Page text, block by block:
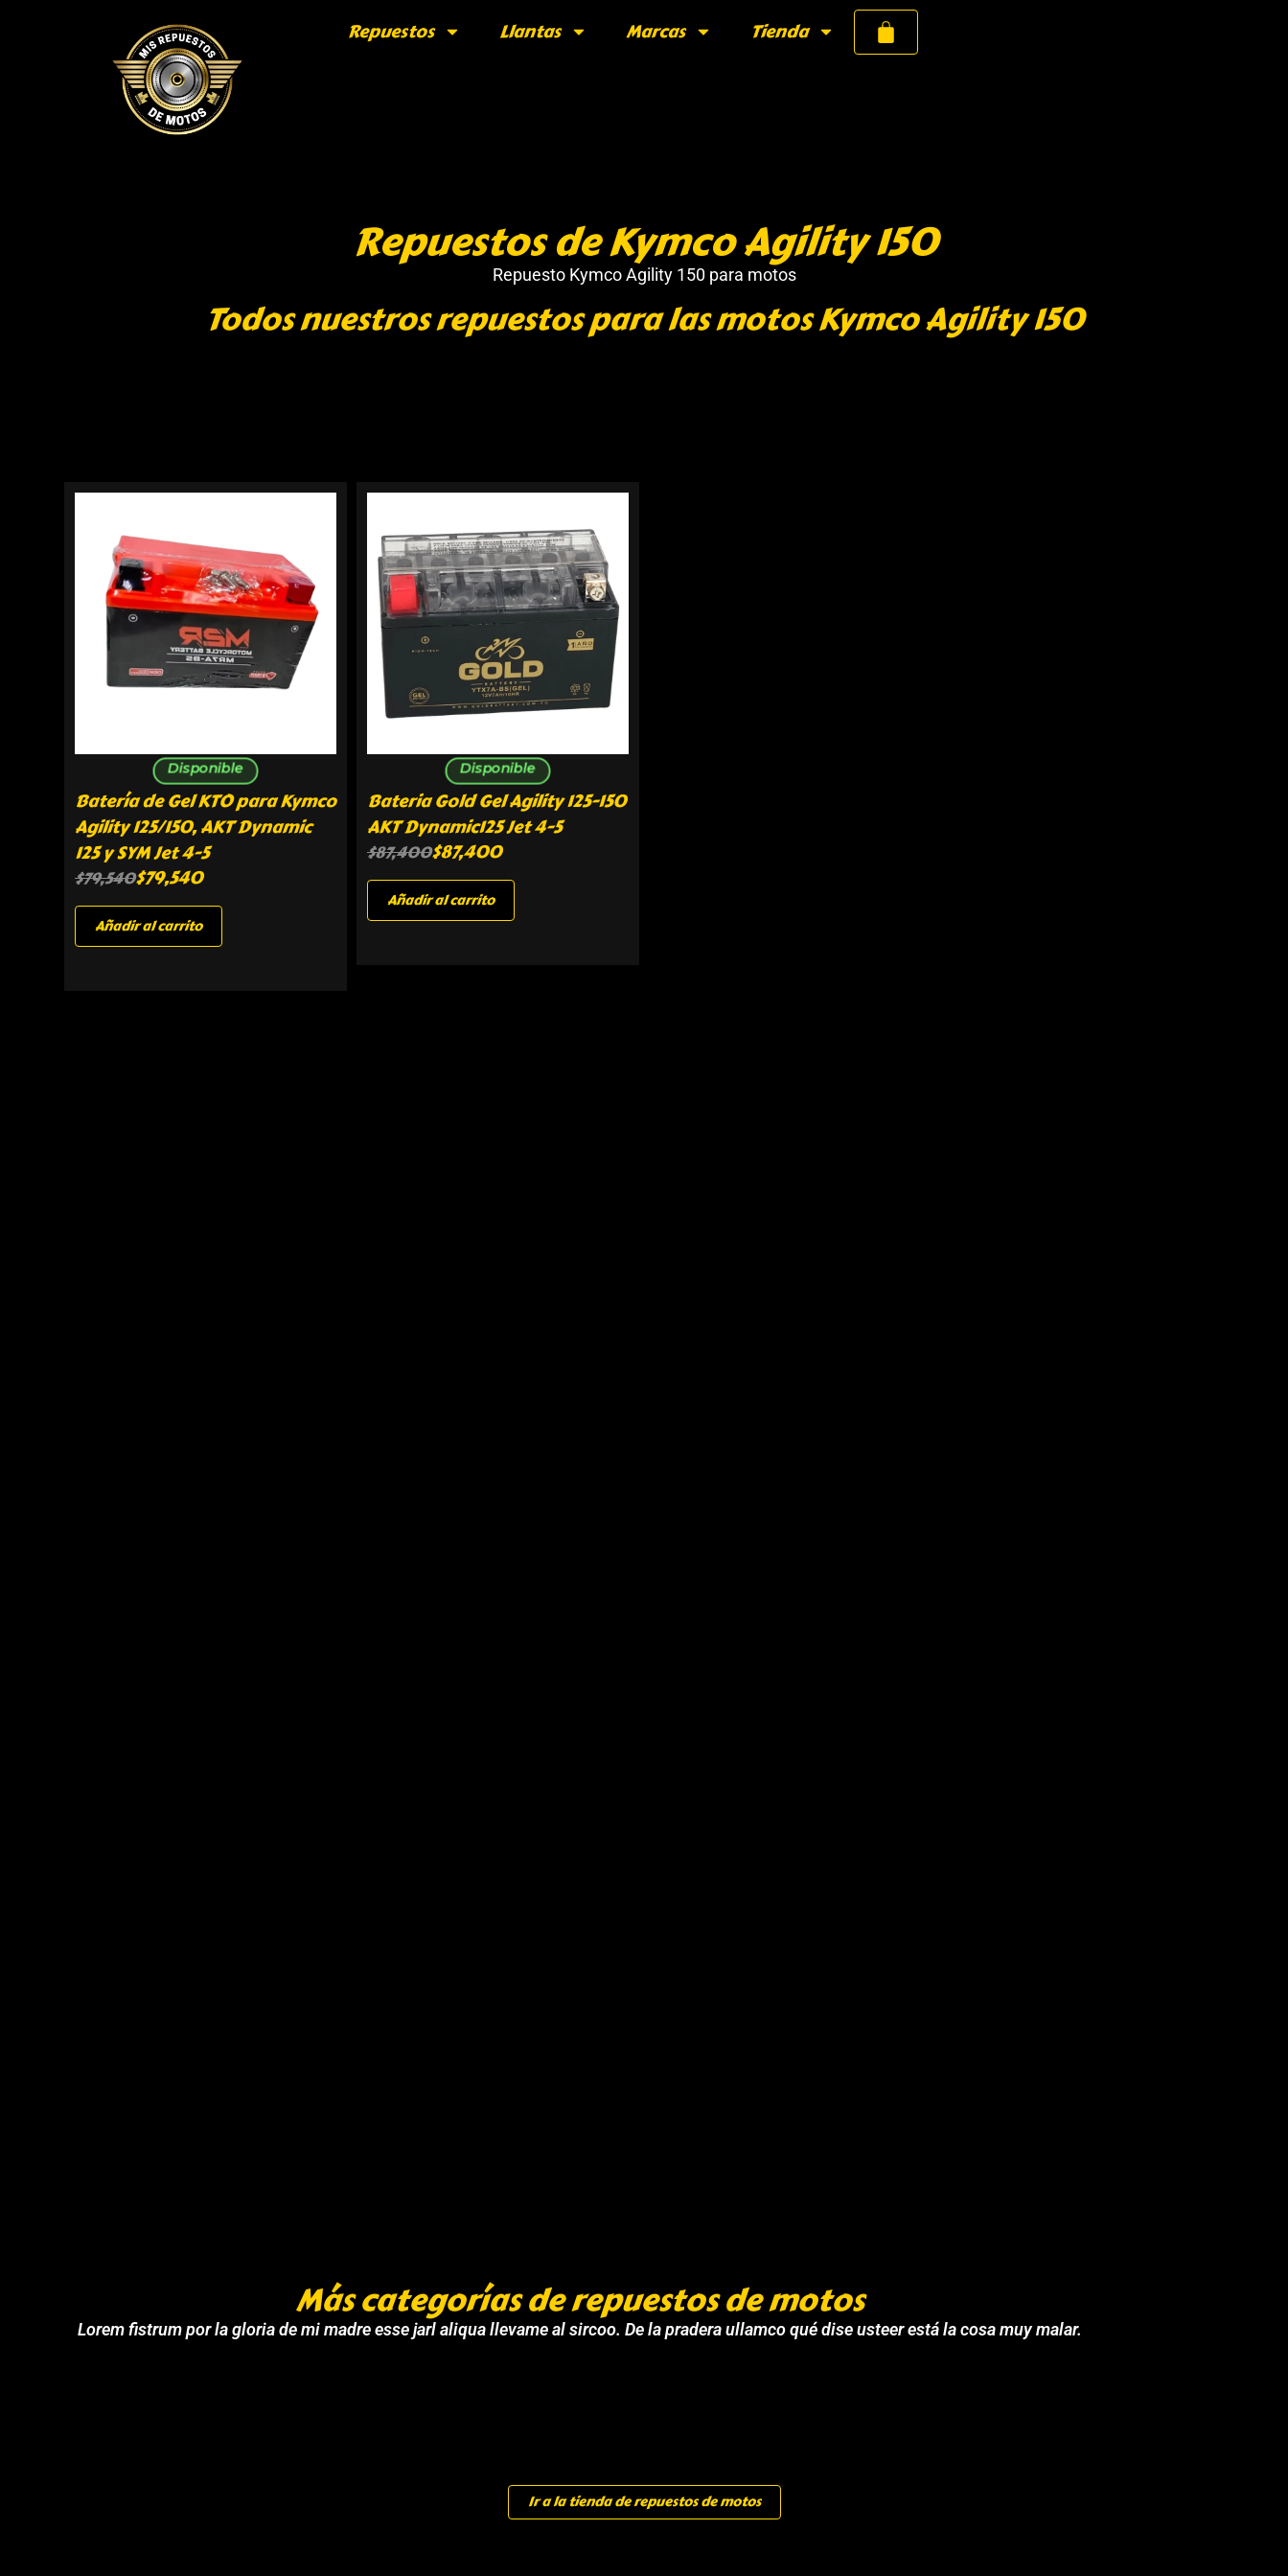
Repuestos Llantas Marcas Tienda
Repuestos de Kymco Agility 150
Repuesto Kymco Agility 150 para motos
Todos nuestros repuestos para las motos Kymco Agility 150
Disponible
Batería de Gel KTO para Kymco
Agility 125/150, AKT Dynamic
125 y SYM Jet 4-5
$79,540$79,540
Añadir al carrito
Disponible
Bateria Gold Gel Agility 125-150
AKT Dynamic125 Jet 4-5
$87,400$87,400
Añadir al carrito
Más categorías de repuestos de motos
Lorem fistrum por la gloria de mi madre esse jarl aliqua llevame al sircoo. De la pradera ullamco qué dise usteer está la cosa muy malar.
Ir a la tienda de repuestos de motos